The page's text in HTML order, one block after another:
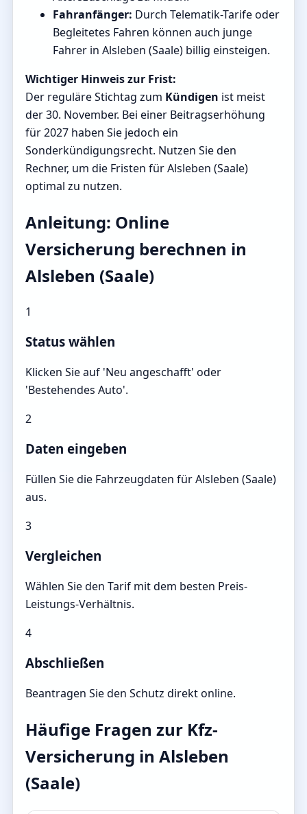
Fahranfänger: Durch Telematik-Tarife oder
Begleitetes Fahren können auch junge
Fahrer in Alsleben (Saale) billig einsteigen.
Wichtiger Hinweis zur Frist:
Der reguläre Stichtag zum Kündigen ist meist
der 30. November. Bei einer Beitragserhöhung
für 2027 haben Sie jedoch ein
Sonderkündigungsrecht. Nutzen Sie den
Rechner, um die Fristen für Alsleben (Saale)
optimal zu nutzen.
Anleitung: Online
Versicherung berechnen in
Alsleben (Saale)
1
Status wählen
Klicken Sie auf 'Neu angeschafft' oder
'Bestehendes Auto'.
2
Daten eingeben
Füllen Sie die Fahrzeugdaten für Alsleben (Saale)
aus.
3
Vergleichen
Wählen Sie den Tarif mit dem besten Preis-
Leistungs-Verhältnis.
4
Abschließen
Beantragen Sie den Schutz direkt online.
Häufige Fragen zur Kfz-
Versicherung in Alsleben
(Saale)